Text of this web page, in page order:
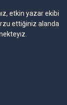
etkin yazar ekibi
ettiğiniz alanda